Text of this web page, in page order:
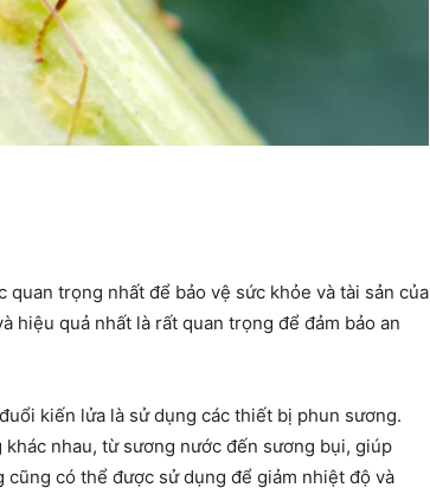
trọng nhất để bảo vệ sức khỏe và tài sản của
hiệu quả nhất là rất quan trọng để đảm bảo an
kiến lửa là sử dụng các thiết bị phun sương.
nhau, từ sương nước đến sương bụi, giúp
có thể được sử dụng để giảm nhiệt độ và